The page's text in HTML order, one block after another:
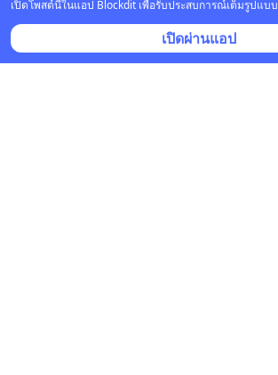
เปิดโพสต์นี้ในแอป Blockdit เพื่อรับประสบการณ์เต็มรูปแบบ
เปิดผ่านแอป